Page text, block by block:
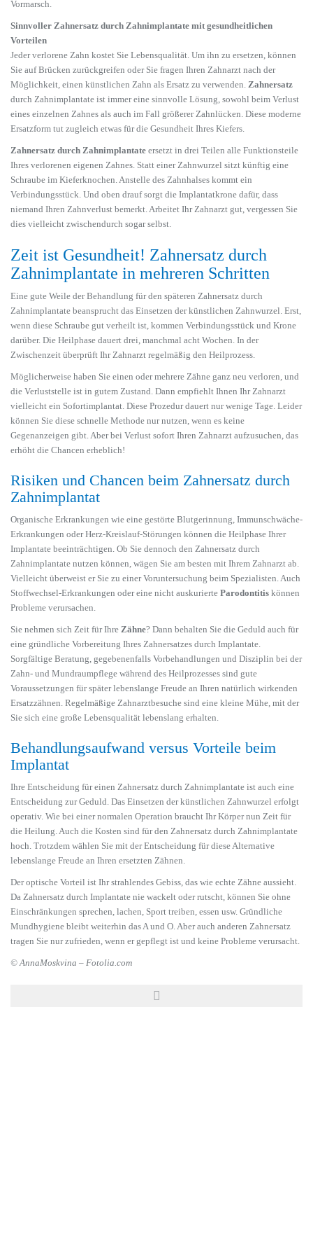
Vormarsch.
Sinnvoller Zahnersatz durch Zahnimplantate mit gesundheitlichen
Vorteilen
Jeder verlorene Zahn kostet Sie Lebensqualität. Um ihn zu ersetzen, können
Sie auf Brücken zurückgreifen oder Sie fragen Ihren Zahnarzt nach der
Möglichkeit, einen künstlichen Zahn als Ersatz zu verwenden. Zahnersatz
durch Zahnimplantate ist immer eine sinnvolle Lösung, sowohl beim Verlust
eines einzelnen Zahnes als auch im Fall größerer Zahnlücken. Diese moderne
Ersatzform tut zugleich etwas für die Gesundheit Ihres Kiefers.
Zahnersatz durch Zahnimplantate ersetzt in drei Teilen alle Funktionsteile
Ihres verlorenen eigenen Zahnes. Statt einer Zahnwurzel sitzt künftig eine
Schraube im Kieferknochen. Anstelle des Zahnhalses kommt ein
Verbindungsstück. Und oben drauf sorgt die Implantatkrone dafür, dass
niemand Ihren Zahnverlust bemerkt. Arbeitet Ihr Zahnarzt gut, vergessen Sie
dies vielleicht zwischendurch sogar selbst.
Zeit ist Gesundheit! Zahnersatz durch
Zahnimplantate in mehreren Schritten
Eine gute Weile der Behandlung für den späteren Zahnersatz durch
Zahnimplantate beansprucht das Einsetzen der künstlichen Zahnwurzel. Erst,
wenn diese Schraube gut verheilt ist, kommen Verbindungsstück und Krone
darüber. Die Heilphase dauert drei, manchmal acht Wochen. In der
Zwischenzeit überprüft Ihr Zahnarzt regelmäßig den Heilprozess.
Möglicherweise haben Sie einen oder mehrere Zähne ganz neu verloren, und
die Verluststelle ist in gutem Zustand. Dann empfiehlt Ihnen Ihr Zahnarzt
vielleicht ein Sofortimplantat. Diese Prozedur dauert nur wenige Tage. Leider
können Sie diese schnelle Methode nur nutzen, wenn es keine
Gegenanzeigen gibt. Aber bei Verlust sofort Ihren Zahnarzt aufzusuchen, das
erhöht die Chancen erheblich!
Risiken und Chancen beim Zahnersatz durch
Zahnimplantat
Organische Erkrankungen wie eine gestörte Blutgerinnung, Immunschwäche-
Erkrankungen oder Herz-Kreislauf-Störungen können die Heilphase Ihrer
Implantate beeinträchtigen. Ob Sie dennoch den Zahnersatz durch
Zahnimplantate nutzen können, wägen Sie am besten mit Ihrem Zahnarzt ab.
Vielleicht überweist er Sie zu einer Voruntersuchung beim Spezialisten. Auch
Stoffwechsel-Erkrankungen oder eine nicht auskurierte Parodontitis können
Probleme verursachen.
Sie nehmen sich Zeit für Ihre Zähne? Dann behalten Sie die Geduld auch für
eine gründliche Vorbereitung Ihres Zahnersatzes durch Implantate.
Sorgfältige Beratung, gegebenenfalls Vorbehandlungen und Disziplin bei der
Zahn- und Mundraumpflege während des Heilprozesses sind gute
Voraussetzungen für später lebenslange Freude an Ihren natürlich wirkenden
Ersatzzähnen. Regelmäßige Zahnarztbesuche sind eine kleine Mühe, mit der
Sie sich eine große Lebensqualität lebenslang erhalten.
Behandlungsaufwand versus Vorteile beim
Implantat
Ihre Entscheidung für einen Zahnersatz durch Zahnimplantate ist auch eine
Entscheidung zur Geduld. Das Einsetzen der künstlichen Zahnwurzel erfolgt
operativ. Wie bei einer normalen Operation braucht Ihr Körper nun Zeit für
die Heilung. Auch die Kosten sind für den Zahnersatz durch Zahnimplantate
hoch. Trotzdem wählen Sie mit der Entscheidung für diese Alternative
lebenslange Freude an Ihren ersetzten Zähnen.
Der optische Vorteil ist Ihr strahlendes Gebiss, das wie echte Zähne aussieht.
Da Zahnersatz durch Implantate nie wackelt oder rutscht, können Sie ohne
Einschränkungen sprechen, lachen, Sport treiben, essen usw. Gründliche
Mundhygiene bleibt weiterhin das A und O. Aber auch anderen Zahnersatz
tragen Sie nur zufrieden, wenn er gepflegt ist und keine Probleme verursacht.
© AnnaMoskvina – Fotolia.com